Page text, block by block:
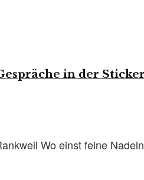
in der
Wo einst feine